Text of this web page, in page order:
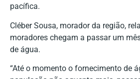
pacífica.
Cléber Sousa, morador da região,
moradores chegam a passar um
de água.
“Até o momento o fornecimento de